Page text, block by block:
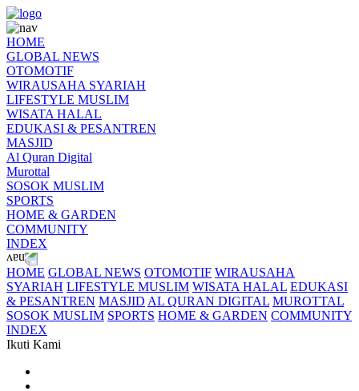
HOME
GLOBAL NEWS
OTOMOTIF
WIRAUSAHA SYARIAH
LIFESTYLE MUSLIM
WISATA HALAL
EDUKASI & PESANTREN
MASJID
Al Quran Digital
Murottal
SOSOK MUSLIM
SPORTS
HOME & GARDEN
COMMUNITY
INDEX
HOME GLOBAL NEWS OTOMOTIF WIRAUSAHA
SYARIAH LIFESTYLE MUSLIM WISATA HALAL EDUKASI
& PESANTREN MASJID AL QURAN DIGITAL MUROTTAL
SOSOK MUSLIM SPORTS HOME & GARDEN COMMUNITY
INDEX
Ikuti Kami